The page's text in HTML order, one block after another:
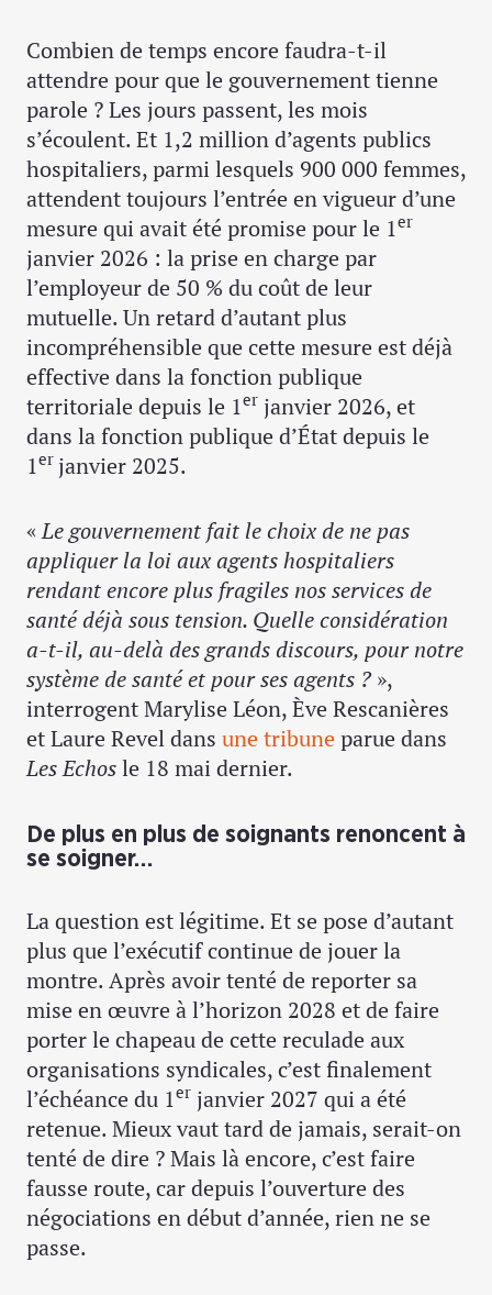
Combien de temps encore faudra-t-il
attendre pour que le gouvernement tienne
parole ? Les jours passent, les mois
s’écoulent. Et 1,2 million d’agents publics
hospitaliers, parmi lesquels 900 000 femmes,
attendent toujours l’entrée en vigueur d’une
mesure qui avait été promise pour le 1er
janvier 2026 : la prise en charge par
l’employeur de 50 % du coût de leur
mutuelle. Un retard d’autant plus
incompréhensible que cette mesure est déjà
effective dans la fonction publique
territoriale depuis le 1er janvier 2026, et
dans la fonction publique d’État depuis le
1er janvier 2025.
«Le gouvernement fait le choix de ne pas
appliquer la loi aux agents hospitaliers
rendant encore plus fragiles nos services de
santé déjà sous tension. Quelle considération
a-t-il, au-delà des grands discours, pour notre
système de santé et pour ses agents ? »,
interrogent Marylise Léon, Ève Rescanières
et Laure Revel dans une tribune parue dans
Les Echosle 18 mai dernier.
De plus en plus de soignants renoncent à
se soigner…
La question est légitime. Et se pose d’autant
plus que l’exécutif continue de jouer la
montre. Après avoir tenté de reporter sa
mise en œuvre à l’horizon 2028 et de faire
porter le chapeau de cette reculade aux
organisations syndicales, c’est finalement
l’échéance du 1er janvier 2027 qui a été
retenue. Mieux vaut tard de jamais, serait-on
tenté de dire ? Mais là encore, c’est faire
fausse route, car depuis l’ouverture des
négociations en début d’année, rien ne se
passe.